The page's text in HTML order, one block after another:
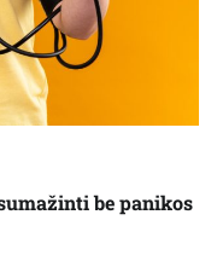
be panikos